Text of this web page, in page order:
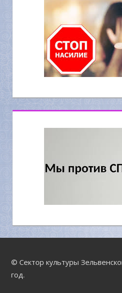
© Сектор культуры
год.